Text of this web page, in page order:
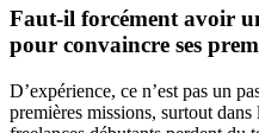
Faut-il forcément avoir
pour convaincre ses
D’expérience, ce n’est pas un
premières missions, surtout